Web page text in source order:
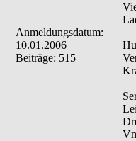
Anmeldungsdatum:
10.01.2006
Beiträge: 515